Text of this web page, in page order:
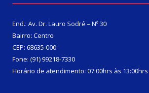
End.: Av. Dr. Lauro Sodré – Nº 30
Bairro: Centro
CEP: 68635-000
Fone: (91) 99218-7330
Horário de atendimento: 07:00hrs às 13:00hrs